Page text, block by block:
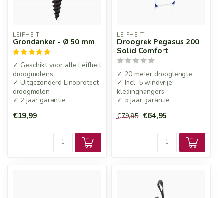
LEIFHEIT
Grondanker - Ø 50 mm
✓ Geschikt voor alle Leifheit
droogmolens
✓ Uitgezonderd Linoprotect
droogmolen
✓ 2 jaar garantie
€19,99
LEIFHEIT
Droogrek Pegasus 200
Solid Comfort
✓ 20 meter drooglengte
✓ Incl. 5 windvrije
kledinghangers
✓ 5 jaar garantie
€79,95 €64,95